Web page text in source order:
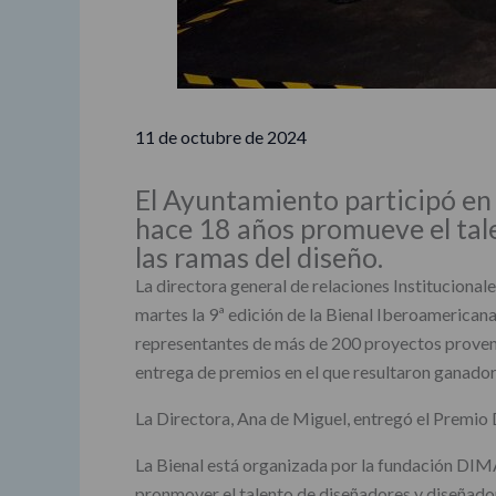
11 de octubre de 2024
El Ayuntamiento participó
hace 18 años promueve el
las ramas del diseño.
La directora general de relaciones
martes la 9ª edición de la Bienal
representantes de más de 200 proyectos
entrega de premios en el que resultaron
La Directora, Ana de Miguel, entregó el
La Bienal está organizada por la fundación